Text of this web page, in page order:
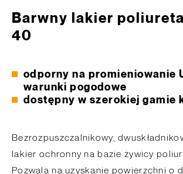
Barwny lakier
40
odporny na promieniowanie
warunki pogodowe
dostępny w szerokiej gamie
Bezrozpuszczalnikowy,
lakier ochronny na bazie żywicy
Pozwala na uzyskanie powierzchni o